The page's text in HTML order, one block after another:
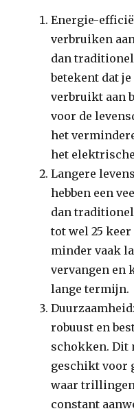
Energie-
verbruiken
dan
betekent dat
verbruikt aan
voor de
het
het
Langere
hebben een
dan
tot wel 25
minder vaak
vervangen en
lange termijn.
robuust en
schokken. Dit
geschikt voor
waar
constant